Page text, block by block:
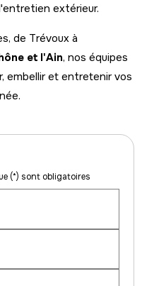
extérieur.
de Trévoux à
et l'Ain, nos équipes
embellir et entretenir vos
(*) sont obligatoires